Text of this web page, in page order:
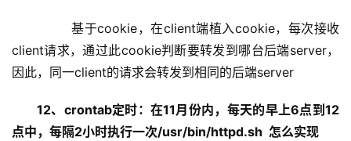
基于cookie，在client端植入cookie，每次接收
client请求，通过此cookie判断要转发到哪台后端server，
因此，同一client的请求会转发到相同的后端server
12、crontab定时：在11月份内，每天的早上6点到12
点中，每隔2小时执行一次/usr/bin/httpd.sh  怎么实现